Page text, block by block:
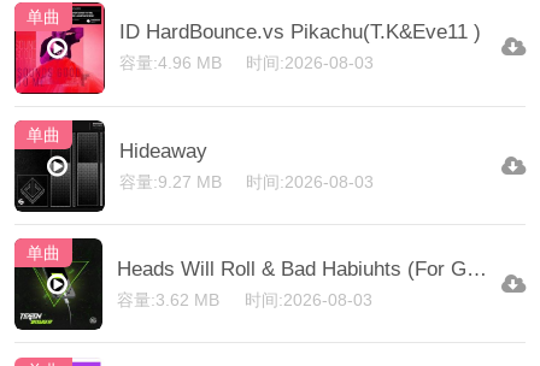
单曲
ID HardBounce.vs Pikachu(T.K&Eve11 )
容量:4.96 MB 时间:2026-08-03
单曲
Hideaway
容量:9.27 MB 时间:2026-08-03
单曲
Heads Will Roll & Bad Habiuhts (For God)
容量:3.62 MB 时间:2026-08-03